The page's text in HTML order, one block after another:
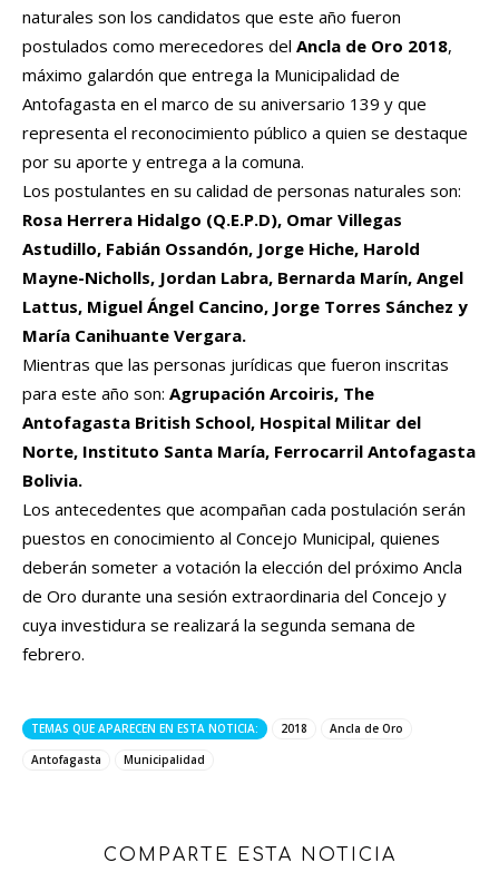
naturales son los candidatos que este año fueron
postulados como merecedores del Ancla de Oro 2018,
máximo galardón que entrega la Municipalidad de
Antofagasta en el marco de su aniversario 139 y que
representa el reconocimiento público a quien se destaque
por su aporte y entrega a la comuna.
Los postulantes en su calidad de personas naturales son:
Rosa Herrera Hidalgo (Q.E.P.D), Omar Villegas
Astudillo, Fabián Ossandón, Jorge Hiche, Harold
Mayne-Nicholls, Jordan Labra, Bernarda Marín, Angel
Lattus, Miguel Ángel Cancino, Jorge Torres Sánchez y
María Canihuante Vergara.
Mientras que las personas jurídicas que fueron inscritas
para este año son: Agrupación Arcoiris, The
Antofagasta British School, Hospital Militar del
Norte, Instituto Santa María, Ferrocarril Antofagasta
Bolivia.
Los antecedentes que acompañan cada postulación serán
puestos en conocimiento al Concejo Municipal, quienes
deberán someter a votación la elección del próximo Ancla
de Oro durante una sesión extraordinaria del Concejo y
cuya investidura se realizará la segunda semana de
febrero.
TEMAS QUE APARECEN EN ESTA NOTICIA: 2018
Ancla de Oro
Antofagasta
Municipalidad
COMPARTE ESTA NOTICIA